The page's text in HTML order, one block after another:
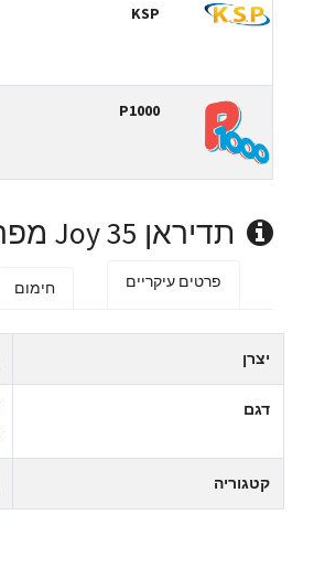
KSP
P1000
תדיראן Joy 35 מפרט טכני
פרטים עיקריים חימום
יצרן
דגם
קטגוריה